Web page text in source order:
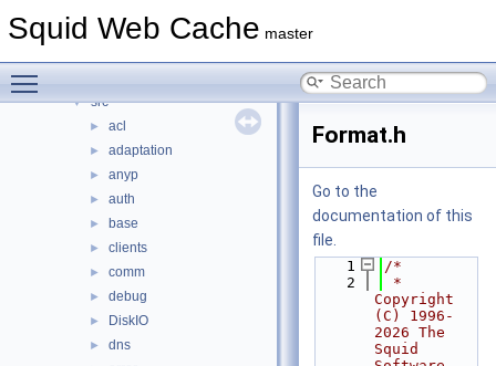
Squid Web Cache master
► include
▼ src
► acl
► adaptation
► anyp
► auth
► base
► clients
► comm
► debug
► DiskIO
► dns
Format.h
Go to the
documentation of this
file.
    1
/*
    2
*
Copyright
(C) 1996-
2026 The
Squid